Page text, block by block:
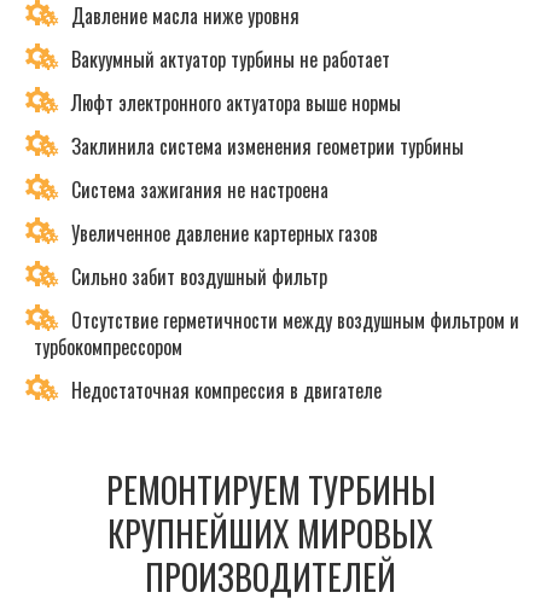
Давление масла ниже уровня
Вакуумный актуатор турбины не работает
Люфт электронного актуатора выше нормы
Заклинила система изменения геометрии турбины
Система зажигания не настроена
Увеличенное давление картерных газов
Сильно забит воздушный фильтр
Отсутствие герметичности между воздушным фильтром и
турбокомпрессором
Недостаточная компрессия в двигателе
РЕМОНТИРУЕМ ТУРБИНЫ
КРУПНЕЙШИХ МИРОВЫХ
ПРОИЗВОДИТЕЛЕЙ